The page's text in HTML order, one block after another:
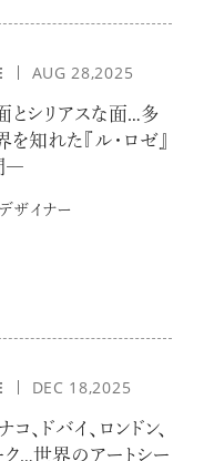
AUG 28,2025
とシリアスな面…多
知れた『ル・ロゼ』
―
ザイナー
DEC 18,2025
コ、ドバイ、ロンドン、
ク…世界のアートシー